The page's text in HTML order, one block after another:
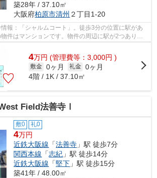
築28年 / 37.10㎡
大阪府柏原市清州 ２丁目1-20
報：「シャルムコート」。徒歩3分の位置に駅があ
件はマンションです。物件の周辺に駅が2つあり、
ピッタリです。...
4万円 (管理費等：3,000円 )
敷金 0ヶ月 礼金 0ヶ月
4階 / 1K / 37.10㎡
Field法善寺Ⅰ
敷0 礼0
4万円
近鉄大阪線 「法善寺 」駅 徒歩7分
関西本線 「志紀 」駅 徒歩14分
近鉄大阪線 「堅下 」駅 徒歩15分
築41年 / 48.00㎡